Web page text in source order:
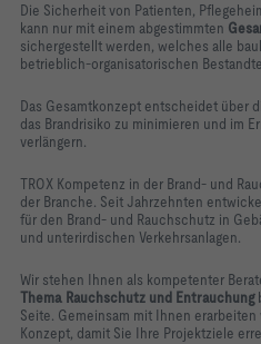
Die Sicherheit von Patienten,
kann nur mit einem abgestimmten
sichergestellt werden, welches alle
betrieblich-organisatorischen
Das Gesamtkonzept entscheidet über
das Brandrisiko zu minimieren und im
verlängern.
TROX Kompetenz in der Brand- und
der Branche. Seit Jahrzehnten
für den Brand- und Rauchschutz in
und unterirdischen Verkehrsanlagen.
Wir stehen Ihnen als kompetenter
Thema Rauchschutz und Entrauchung
Seite. Gemeinsam mit Ihnen
Konzept, damit Sie Ihre Projektziele